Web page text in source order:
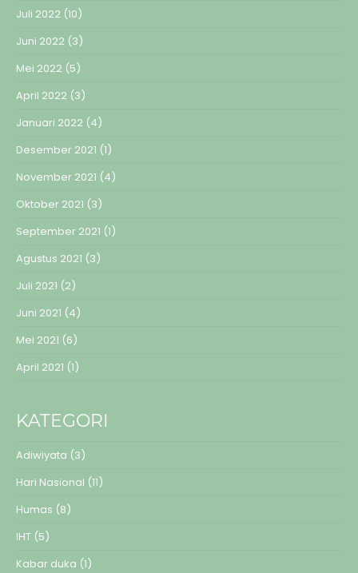
Juli 2022 (10)
Juni 2022 (3)
Mei 2022 (5)
April 2022 (3)
Januari 2022 (4)
Desember 2021 (1)
November 2021 (4)
Oktober 2021 (3)
September 2021 (1)
Agustus 2021 (3)
Juli 2021 (2)
Juni 2021 (4)
Mei 2021 (6)
April 2021 (1)
KATEGORI
Adiwiyata (3)
Hari Nasional (11)
Humas (8)
IHT (5)
Kabar duka (1)